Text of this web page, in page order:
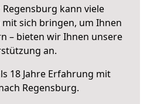
Regensburg kann viele
sich bringen, um Ihnen
– bieten wir Ihnen unsere
an.
18 Jahre Erfahrung mit
Regensburg.